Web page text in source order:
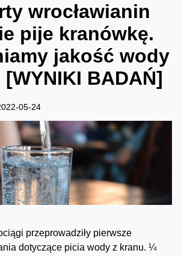
wrocławianin
pije kranówkę.
jakość wody
BADAŃ]
05-24
przeprowadziły pierwsze
dotyczące picia wody z kranu. ¼